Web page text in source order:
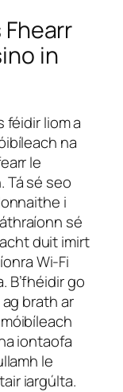
in
féidir liom a
na
le
Tá sé seo
i
sé
duit imirt
Wi-Fi
B’fhéidir go
brath ar
iontaofa
le
iargúlta.